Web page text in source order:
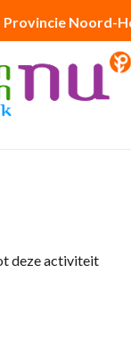
Noord-
deze activiteit